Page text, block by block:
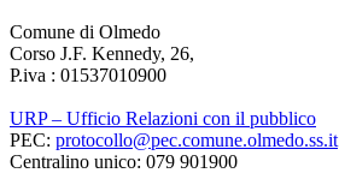
Comune di Olmedo
Corso J.F. Kennedy, 26,
P.iva : 01537010900
URP – Ufficio Relazioni con il pubblico
PEC: protocollo@pec.comune.olmedo.ss.it
Centralino unico: 079 901900